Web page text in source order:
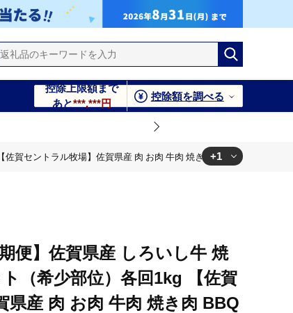
控除上限額まで
あと***,***円
控除額を調べる
賀セントラル牧場】佐賀県産 肉 お肉 牛肉 焼き肉 BBQ バーベキュ
+1
便】佐賀県産 しろいし牛 焼
（希少部位）各回1kg 【佐賀
県産 肉 お肉 牛肉 焼き肉 BBQ